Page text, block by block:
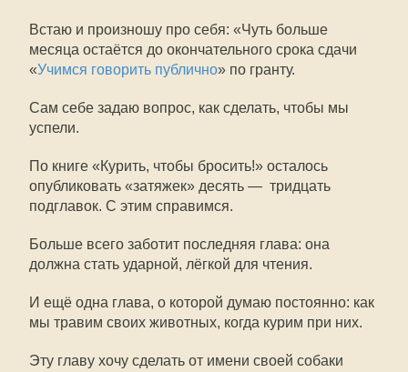
Встаю и произношу про себя: «Чуть больше
месяца остаётся до окончательного срока сдачи
«Учимся говорить публично» по гранту.
Сам себе задаю вопрос, как сделать, чтобы мы
успели.
По книге «Курить, чтобы бросить!» осталось
опубликовать «затяжек» десять — тридцать
подглавок. С этим справимся.
Больше всего заботит последняя глава: она
должна стать ударной, лёгкой для чтения.
И ещё одна глава, о которой думаю постоянно: как
мы травим своих животных, когда курим при них.
Эту главу хочу сделать от имени своей собаки